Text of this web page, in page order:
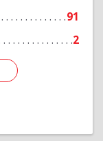
91
2